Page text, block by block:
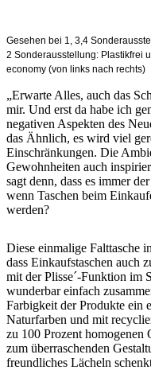
Gesehen bei 1, 3,4
2 Sonderausstellung: Plastikfrei
economy (von links nach rechts)
„Erwarte Alles, auch das
mir. Und erst da habe ich
negativen Aspekten des
das Ähnlich, es wird viel
Einschränkungen. Die
Gewohnheiten auch
sagt denn, dass es immer
wenn Taschen beim
werden?
Diese einmalige Falttasche
dass Einkaufstaschen auch
mit der Plisse´-Funktion im
wunderbar einfach
Farbigkeit der Produkte ein
Naturfarben und mit
zu 100 Prozent homogenen
zum überraschenden
freundliches Lächeln